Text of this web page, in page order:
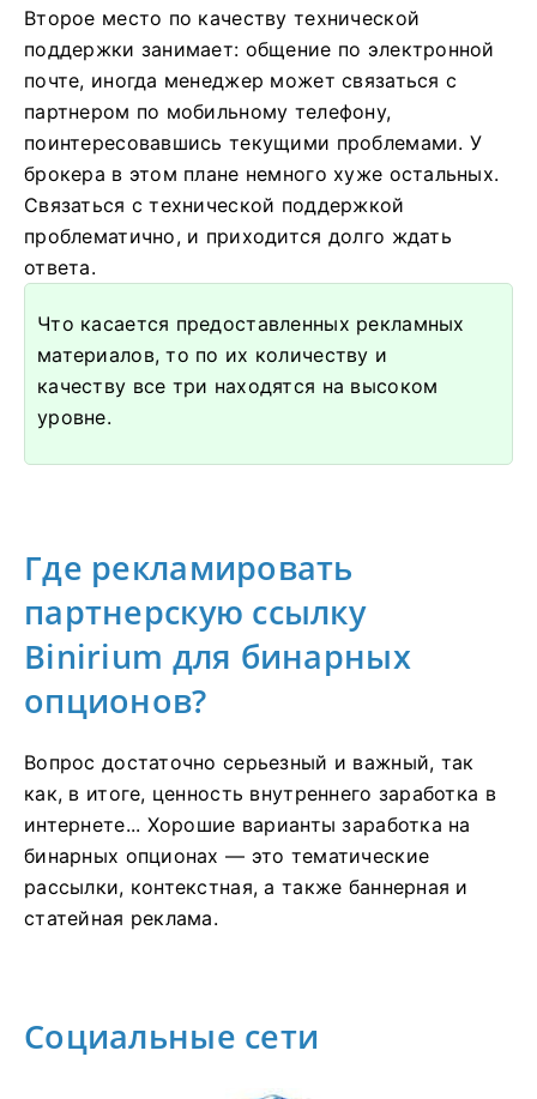
Второе место по качеству технической
поддержки занимает: общение по электронной
почте, иногда менеджер может связаться с
партнером по мобильному телефону,
поинтересовавшись текущими проблемами. У
брокера в этом плане немного хуже остальных.
Связаться с технической поддержкой
проблематично, и приходится долго ждать
ответа.
Что касается предоставленных рекламных
материалов, то по их количеству и
качеству все три находятся на высоком
уровне.
Где рекламировать
партнерскую ссылку
Binirium для бинарных
опционов?
Вопрос достаточно серьезный и важный, так
как, в итоге, ценность внутреннего заработка в
интернете... Хорошие варианты заработка на
бинарных опционах — это тематические
рассылки, контекстная, а также баннерная и
статейная реклама.
Социальные сети